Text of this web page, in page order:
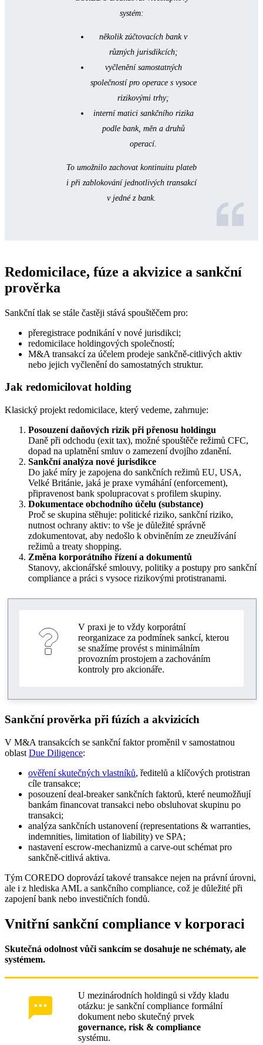
systém:
několik zúčtovacích bank v
různých jurisdikcích;
vyčlenění samostatných
společností pro operace s vysoce
rizikovými trhy;
interní matici sankčního rizika
podle bank, měn a druhů
operací.
To umožnilo zachovat kontinuitu plateb
i při zablokování jednotlivých transakcí
v jedné z bank.
Redomicilace, fúze a akvizice a sankční
prověrka
Sankční tlak se stále častěji stává spouštěčem pro:
přeregistrace podnikání v nové jurisdikci;
redomicilace holdingových společností;
M&A transakcí za účelem prodeje sankčně‑citlivých aktiv
nebo jejich vyčlenění do samostatných struktur.
Jak redomicilovat holding
Klasický projekt redomicilace, který vedeme, zahrnuje:
Posouzení daňových rizik při přenosu holdingu
Daně při odchodu (exit tax), možné spouštěče režimů CFC,
dopad na uplatnění smluv o zamezení dvojího zdanění.
Sankční analýza nové jurisdikce
Do jaké míry je zapojena do sankčních režimů EU, USA,
Velké Británie, jaká je praxe vymáhání (enforcement),
připravenost bank spolupracovat s profilem skupiny.
Dokumentace obchodního účelu (substance)
Proč se skupina stěhuje: politické riziko, sankční riziko,
nutnost ochrany aktiv: to vše je důležité správně
zdokumentovat, aby nedošlo k obviněním ze zneužívání
režimů a treaty shopping.
Změna korporátního řízení a dokumentů
Stanovy, akcionářské smlouvy, politiky a postupy pro sankční
compliance a práci s vysoce rizikovými protistranami.
V praxi je to vždy korporátní
reorganizace za podmínek sankcí, kterou
se snažíme provést s minimálním
provozním prostojem a zachováním
kontroly pro akcionáře.
Sankční prověrka při fúzích a akvizicích
V M&A transakcích se sankční faktor proměnil v samostatnou
oblast Due Diligence:
ověření skutečných vlastníků, ředitelů a klíčových protistran
cíle transakce;
posouzení deal‑breaker sankčních faktorů, které neumožňují
bankám financovat transakci nebo obsluhovat skupinu po
transakci;
analýza sankčních ustanovení (representations & warranties,
indemnities, limitation of liability) ve SPA;
nastavení escrow‑mechanizmů a carve‑out schémat pro
sankčně‑citlivá aktiva.
Tým COREDO doprovází takové transakce nejen na právní úrovni,
ale i z hlediska AML a sankčního compliance, což je důležité při
zapojení bank nebo investičních fondů.
Vnitřní sankční compliance v korporaci
Skutečná odolnost vůči sankcím se dosahuje ne schématy, ale
systémem.
U mezinárodních holdingů si vždy kladu
otázku: je sankční compliance formální
dokument nebo skutečný prvek
governance, risk & compliance
systému.